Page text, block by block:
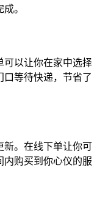
。
可以让你在家中选择
等待快递，节省了
新。在线下单让你可
内购买到你心仪的服